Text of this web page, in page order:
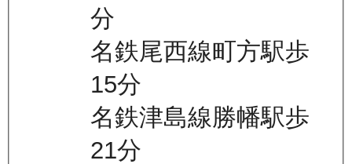
分
名鉄尾西線町方駅歩
15分
名鉄津島線勝幡駅歩
21分